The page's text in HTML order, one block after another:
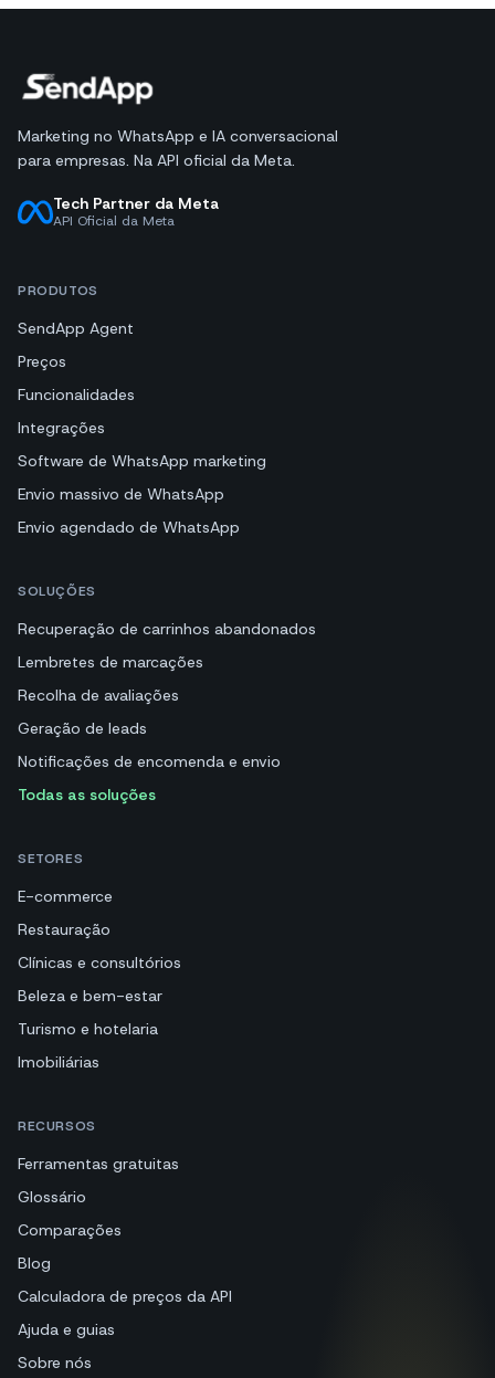
Marketing no WhatsApp e IA conversacional
para empresas. Na API oficial da Meta.
Tech Partner da Meta
API Oficial da Meta
PRODUTOS
SendApp Agent
Preços
Funcionalidades
Integrações
Software de WhatsApp marketing
Envio massivo de WhatsApp
Envio agendado de WhatsApp
SOLUÇÕES
Recuperação de carrinhos abandonados
Lembretes de marcações
Recolha de avaliações
Geração de leads
Notificações de encomenda e envio
Todas as soluções
SETORES
E-commerce
Restauração
Clínicas e consultórios
Beleza e bem-estar
Turismo e hotelaria
Imobiliárias
RECURSOS
Ferramentas gratuitas
Glossário
Comparações
Blog
Calculadora de preços da API
Ajuda e guias
Sobre nós